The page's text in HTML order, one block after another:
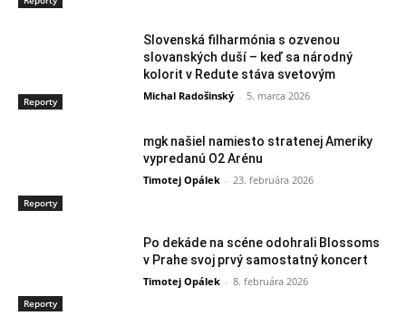
Reporty
Slovenská filharmónia s ozvenou
slovanských duší – keď sa národný
kolorit v Redute stáva svetovým
Michal Radošinský - 5. marca 2026
Reporty
mgk našiel namiesto stratenej Ameriky
vypredanú O2 Arénu
Timotej Opálek - 23. februára 2026
Reporty
Po dekáde na scéne odohrali Blossoms
v Prahe svoj prvý samostatný koncert
Timotej Opálek - 8. februára 2026